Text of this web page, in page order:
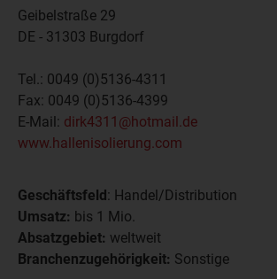
Geibelstraße 29
DE - 31303 Burgdorf
Tel.: 0049 (0)5136-4311
Fax: 0049 (0)5136-4399
E-Mail: dirk4311@hotmail.de
www.hallenisolierung.com
Geschäftsfeld: Handel/Distribution
Umsatz: bis 1 Mio.
Absatzgebiet: weltweit
Branchenzugehörigkeit: Sonstige